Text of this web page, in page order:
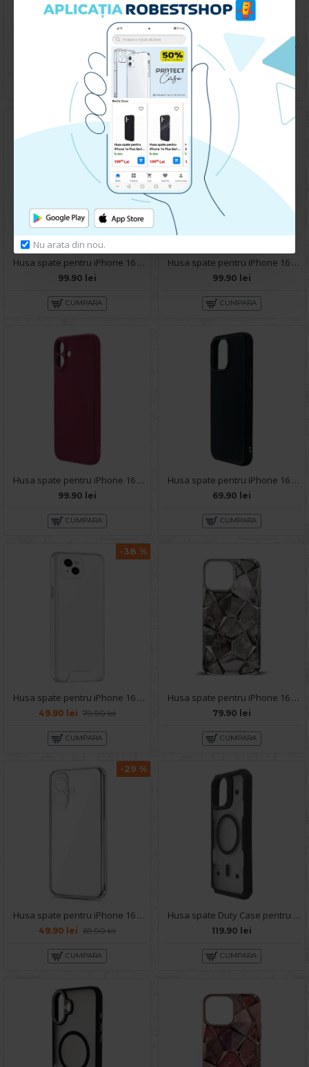
Nu arata din nou.
Husa spate pentru iPhone 16 Plus Silicon Line - Turcoaz
99.90 lei
CUMPARA
Husa spate pentru iPhone 16 Plus - Yoop Case Albastru
79.90 lei
CUMPARA
Husa spate pentru iPhone 16 Plus B-Silicon case - Negru
99.90 lei
CUMPARA
Husa spate pentru iPhone 16 Plus Silicon Line - Grena
99.90 lei
CUMPARA
Husa spate pentru iPhone 16 Plus Silicon Line - Visiniu
99.90 lei
CUMPARA
Husa spate pentru iPhone 16 Plus KIP Case - Negru
69.90 lei
CUMPARA
-38 %
Husa spate pentru iPhone 16 Plus - Space Case
49.90 lei 79.90 lei
CUMPARA
Husa spate pentru iPhone 16 Plus- Yoop Case Argintiu
79.90 lei
CUMPARA
-29 %
Husa spate pentru iPhone 16 Plus- Protect+
49.90 lei 69.90 lei
CUMPARA
Husa spate Duty Case pentru iPhone 16 Plus - Semitransparent/Negru
119.90 lei
CUMPARA